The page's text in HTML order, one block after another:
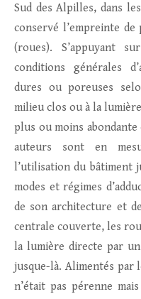
Sud des Alpilles, dans
conservé l’empreinte de
(roues). S’appuyant
conditions générales
dures ou poreuses
milieu clos ou à la
plus ou moins
auteurs sont en
l’utilisation du bâtiment
modes et régimes
de son architecture et
centrale couverte, les
la lumière directe par
jusque-là. Alimentés par
n’était pas pérenne